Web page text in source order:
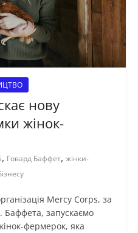
нову
жінок-
, Говард Баффет, жінки-
Mercy Corps, за
запускаємо
фермерок, яка